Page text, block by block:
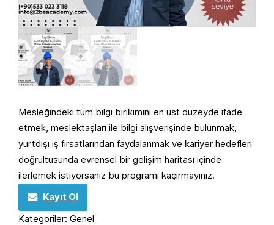
Mesleğindeki tüm bilgi birikimini en üst düzeyde ifade
etmek, meslektaşları ile bilgi alışverişinde bulunmak,
yurtdışı iş fırsatlarından faydalanmak ve kariyer hedefleri
doğrultusunda evrensel bir gelişim haritası içinde
ilerlemek istiyorsanız bu programı kaçırmayınız.
Kayıt Ol
Kategoriler: Genel